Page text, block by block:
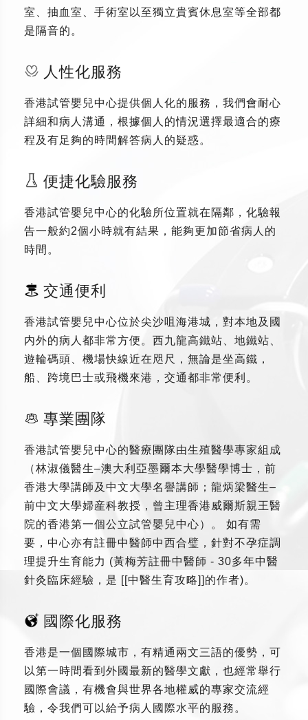
室、抽血室、手術室以至獨立貴賓休息室等全部都
是隔音的。
人性化服務
香港試管嬰兒中心提供個人化的服務，我們會耐心
詳細和病人溝通，根據個人的情況選擇最適合的療
程及有足夠的時間解答病人的疑惑。
便捷化驗服務
香港試管嬰兒中心的化驗所位置就在隔鄰，化驗報
告一般約2個小時就有結果，能夠更加節省病人的
時間。
交通便利
香港試管嬰兒中心位於尖沙咀海港城，對本地及國
内外的病人都非常方便。西九龍高鐵站、地鐵站、
遊輪碼頭、機場快線近在咫尺，無論是坐高鐵，
船、跨境巴士或飛機來港，交通都非常便利。
專業團隊
香港試管嬰兒中心的醫療團隊由生殖醫學專家組成
（林淑儀醫生–澳大利亞墨爾本大學醫學博士，前
香港大學講師及中文大學名譽講師；龍炳梁醫生–
前中文大學婦産科教授，曾主理香港威爾斯親王醫
院的香港第一個公立試管嬰兒中心）。 如有需
要，中心亦有註冊中醫師中西合璧，針對不孕症調
理提升生育能力 (黃梅芳註冊中醫師 - 30多年中醫
針灸臨床經驗，是 [[中醫生育攻略]]的作者)。
國際化服務
香港是一個國際城市，有精通兩文三語的優勢，可
以第一時間看到外國最新的醫學文獻，也經常舉行
國際會議，有機會與世界各地權威的專家交流經
驗，令我們可以給予病人國際水平的服務。